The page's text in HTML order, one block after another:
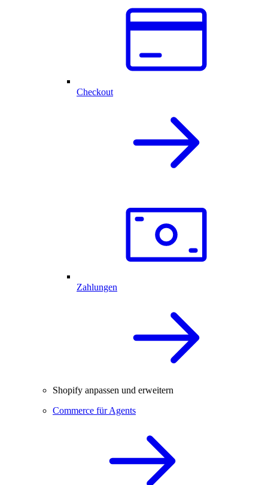
Checkout
Zahlungen
Shopify anpassen und erweitern
Commerce für Agents